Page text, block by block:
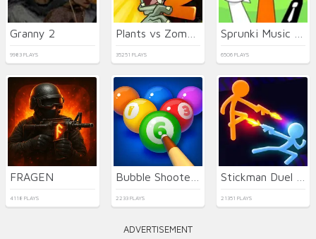
Granny 2
9983 PLAYS 35251 PLAYS 6506 PLAYS
FRAGEN
4118 PLAYS 2233 PLAYS 21351 PLAYS
ADVERTISEMENT